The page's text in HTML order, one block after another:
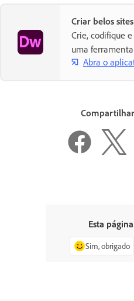
Criar belos
Crie, codifique
uma
Abra o
Esta
Sim, obrigado